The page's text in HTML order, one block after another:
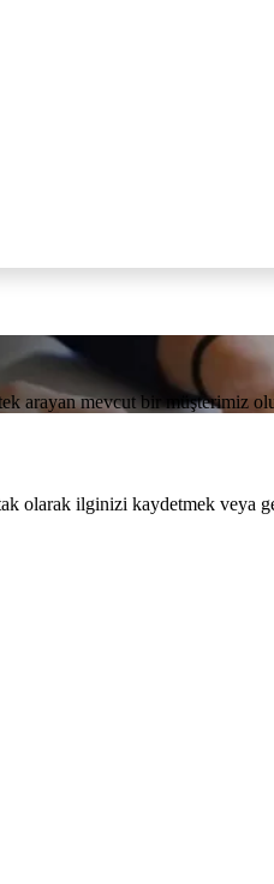
arayan mevcut bir müşterimiz
olarak ilginizi kaydetmek veya